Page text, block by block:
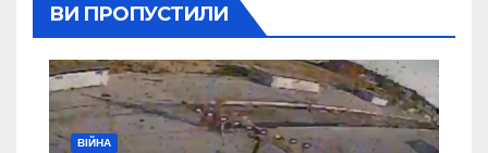
ВИ ПРОПУСТИЛИ
ВІЙНА